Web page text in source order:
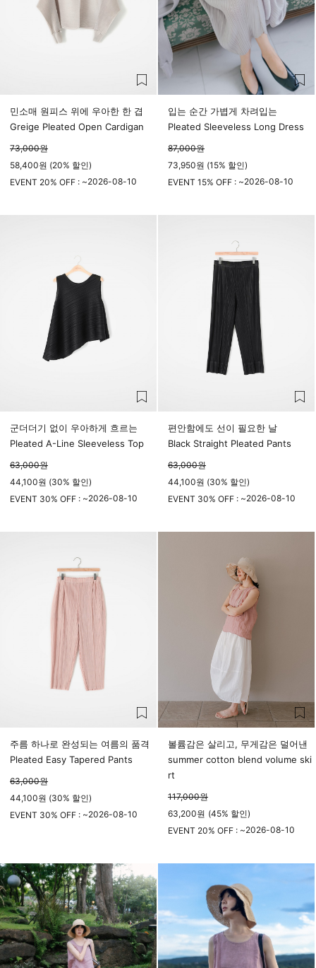
민소매 원피스 위에 우아한 한 겹
Greige Pleated Open Cardigan
73,000원
58,400원 (20% 할인)
EVENT 20% OFF : ~2026-08-10
입는 순간 가볍게 차려입는
Pleated Sleeveless Long Dress
87,000원
73,950원 (15% 할인)
EVENT 15% OFF : ~2026-08-10
군더더기 없이 우아하게 흐르는
Pleated A-Line Sleeveless Top
63,000원
44,100원 (30% 할인)
EVENT 30% OFF : ~2026-08-10
편안함에도 선이 필요한 날
Black Straight Pleated Pants
63,000원
44,100원 (30% 할인)
EVENT 30% OFF : ~2026-08-10
주름 하나로 완성되는 여름의 품격
Pleated Easy Tapered Pants
63,000원
44,100원 (30% 할인)
EVENT 30% OFF : ~2026-08-10
볼륨감은 살리고, 무게감은 덜어낸
summer cotton blend volume ski
rt
117,000원
63,200원 (45% 할인)
EVENT 20% OFF : ~2026-08-10